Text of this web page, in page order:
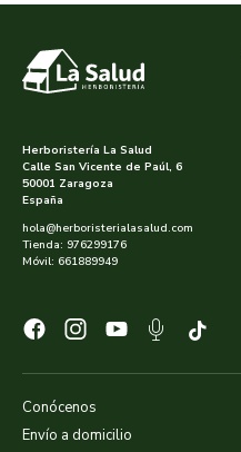
Herboristería La Salud
Calle San Vicente de Paúl, 6
50001 Zaragoza
España
hola@herboristerialasalud.com
Tienda: 976299176
Móvil: 661889949
Conócenos
Envío a domicilio
roha
rueber
saludviva
sanavy